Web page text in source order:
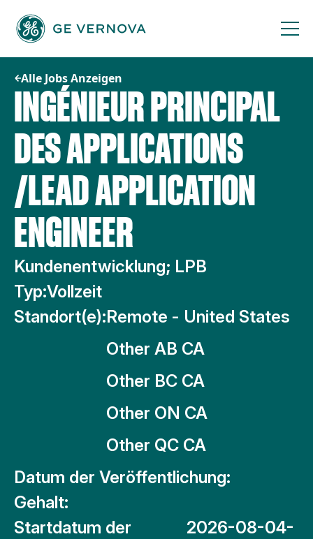
Inhalt
springen
Alle Jobs Anzeigen
INGÉNIEUR PRINCIPAL
DES APPLICATIONS
/LEAD APPLICATION
ENGINEER
Kundenentwicklung; LPB
Typ:Vollzeit
Standort(e):Remote - United States
Other AB CA
Other BC CA
Other ON CA
Other QC CA
Datum der Veröffentlichung:
Gehalt:
Startdatum der
2026-08-04-